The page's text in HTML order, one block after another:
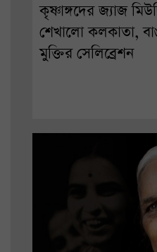
কৃষ্ণাঙ্গদের জ্যাজ
শেখালো কলকাতা,
মুক্তির সেলিব্রেশন